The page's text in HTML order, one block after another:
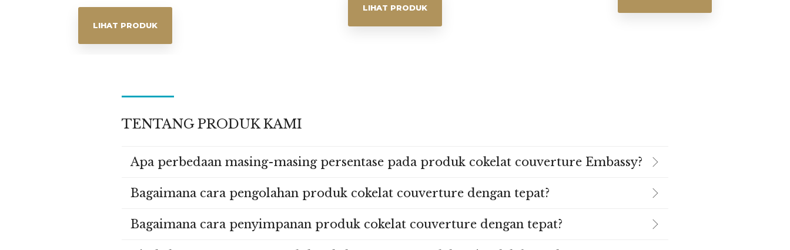
LIHAT PRODUK
LIHAT PRODUK
TENTANG PRODUK KAMI
Apa perbedaan masing-masing persentase pada produk cokelat couverture Embassy?
Bagaimana cara pengolahan produk cokelat couverture dengan tepat?
Bagaimana cara penyimpanan produk cokelat couverture dengan tepat?